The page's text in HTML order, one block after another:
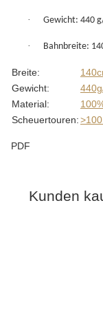
· Gewicht: 440
· Bahnbreite:
Produkteigenschaft
Wert
Breite:
Gewicht:
Material:
Scheuertouren:
PDF
Kunden